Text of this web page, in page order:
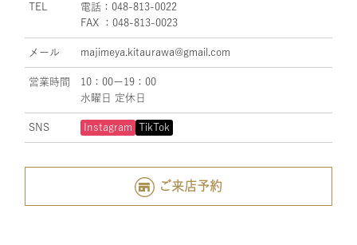
TEL
電話：048-813-0022
FAX ：048-813-0023
メール majimeya.kitaurawa@gmail.com
営業時間
10：00ー19：00
水曜日 定休日
SNS Instagram TikTok
ご来店予約